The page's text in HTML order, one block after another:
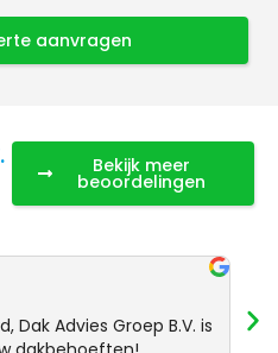
aanvragen
Bekijk meer
beoordelingen
Dak Advies Groep B.V. is